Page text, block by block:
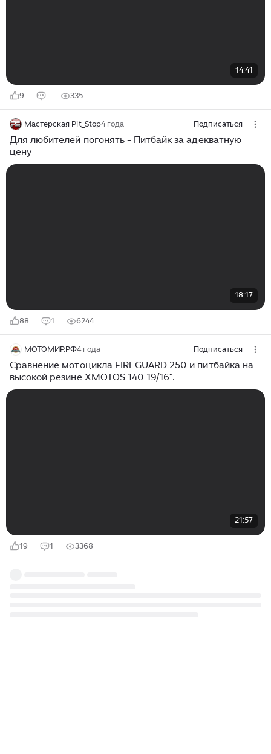
14:41
9 335
Мастерская Pit_Stop4 года Подписаться
Для любителей погонять - Питбайк за адекватную
цену
18:17
88 1 6244
МОТОМИР.РФ4 года Подписаться
Сравнение мотоцикла FIREGUARD 250 и питбайка на
высокой резине XMOTOS 140 19/16".
21:57
19 1 3368